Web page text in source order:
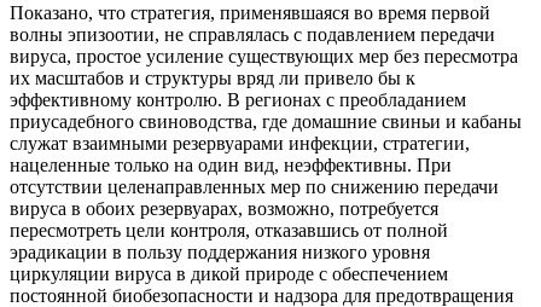
Показано, что стратегия, применявшаяся во время первой
волны эпизоотии, не справлялась с подавлением передачи
вируса, простое усиление существующих мер без пересмотра
их масштабов и структуры вряд ли привело бы к
эффективному контролю. В регионах с преобладанием
приусадебного свиноводства, где домашние свиньи и кабаны
служат взаимными резервуарами инфекции, стратегии,
нацеленные только на один вид, неэффективны. При
отсутствии целенаправленных мер по снижению передачи
вируса в обоих резервуарах, возможно, потребуется
пересмотреть цели контроля, отказавшись от полной
эрадикации в пользу поддержания низкого уровня
циркуляции вируса в дикой природе с обеспечением
постоянной биобезопасности и надзора для предотвращения